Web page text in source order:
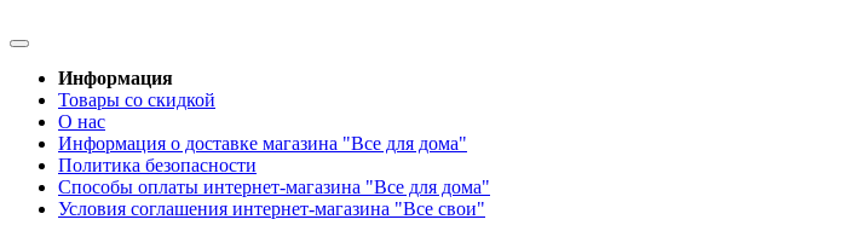
Информация
Товары со скидкой
О нас
Информация о доставке магазина "Все для дома"
Политика безопасности
Способы оплаты интернет-магазина "Все для дома"
Условия соглашения интернет-магазина "Все свои"